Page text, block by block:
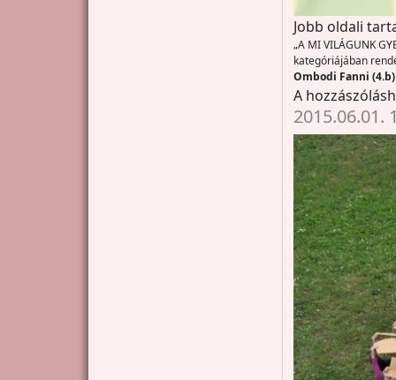
Jobb oldali
„A MI VILÁGUNK
kategóriájában
Ombodi Fanni (4.b)
A
2015.06.01.